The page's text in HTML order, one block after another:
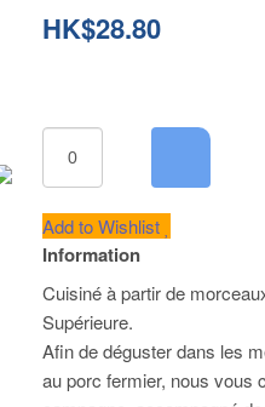
HK$28.80
Add to Wishlist
Information
Cuisiné à partir de
Supérieure.
Afin de déguster dans les
au porc fermier, nous vous